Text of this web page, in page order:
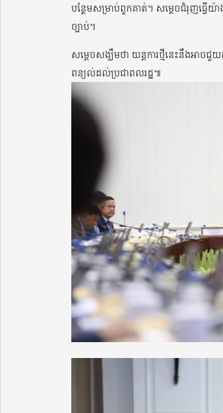
បន្ថែមសម្រាប់ពួកគាត់។ សម្តេចជំរុញធ្វើយ៉ា
ច្បាប់។
សម្តេចសង្ឃឹមថា យន្តការថ្មីនេះនឹងអាច
ពន្យល់ដល់ប្រជាពលរដ្ឋ៕